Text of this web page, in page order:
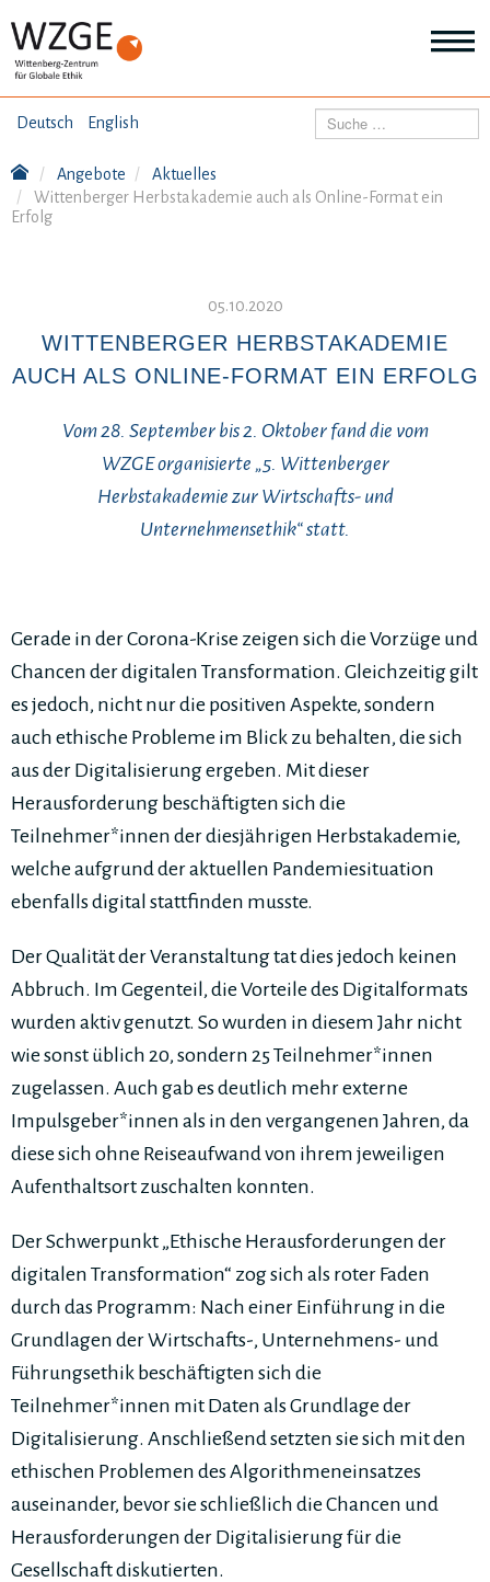
Deutsch English THEMEN
Suchen
Angebote
Aktuelles
Wittenberger Herbstakademie auch als Online-Format ein
Erfolg
05.10.2020
WITTENBERGER HERBSTAKADEMIE
AUCH ALS ONLINE-FORMAT EIN ERFOLG
Vom 28. September bis 2. Oktober fand die vom
WZGE organisierte „5. Wittenberger
Herbstakademie zur Wirtschafts- und
Unternehmensethik“ statt.
Gerade in der Corona-Krise zeigen sich die Vorzüge und
Chancen der digitalen Transformation. Gleichzeitig gilt
es jedoch, nicht nur die positiven Aspekte, sondern
auch ethische Probleme im Blick zu behalten, die sich
aus der Digitalisierung ergeben. Mit dieser
Herausforderung beschäftigten sich die
Teilnehmer*innen der diesjährigen Herbstakademie,
welche aufgrund der aktuellen Pandemiesituation
ebenfalls digital stattfinden musste.
Der Qualität der Veranstaltung tat dies jedoch keinen
Abbruch. Im Gegenteil, die Vorteile des Digitalformats
wurden aktiv genutzt. So wurden in diesem Jahr nicht
wie sonst üblich 20, sondern 25 Teilnehmer*innen
zugelassen. Auch gab es deutlich mehr externe
Impulsgeber*innen als in den vergangenen Jahren, da
diese sich ohne Reiseaufwand von ihrem jeweiligen
Aufenthaltsort zuschalten konnten.
Der Schwerpunkt „Ethische Herausforderungen der
digitalen Transformation“ zog sich als roter Faden
durch das Programm: Nach einer Einführung in die
Grundlagen der Wirtschafts-, Unternehmens- und
Führungsethik beschäftigten sich die
Teilnehmer*innen mit Daten als Grundlage der
Digitalisierung. Anschließend setzten sie sich mit den
ethischen Problemen des Algorithmeneinsatzes
auseinander, bevor sie schließlich die Chancen und
Herausforderungen der Digitalisierung für die
Gesellschaft diskutierten.